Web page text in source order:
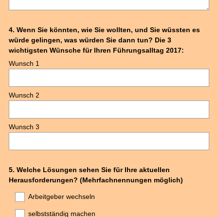
Question
Title
4. Wenn Sie könnten, wie Sie wollten, und Sie wüssten es
würde gelingen, was würden Sie dann tun? Die 3
wichtigsten Wünsche für Ihren Führungsalltag 2017:
Wunsch 1
Wunsch 2
Wunsch 3
Question
Title
5. Welche Lösungen sehen Sie für Ihre aktuellen
Herausforderungen? (Mehrfachnennungen möglich)
Arbeitgeber wechseln
selbstständig machen